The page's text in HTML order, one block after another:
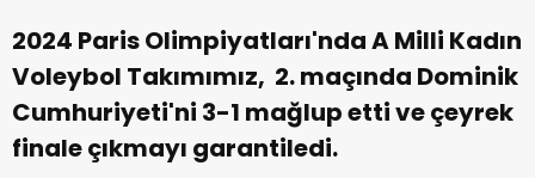
2024 Paris Olimpiyatları'nda A Milli Kadın
Voleybol Takımımız, 2. maçında Dominik
Cumhuriyeti'ni 3-1 mağlup etti ve çeyrek
finale çıkmayı garantiledi.